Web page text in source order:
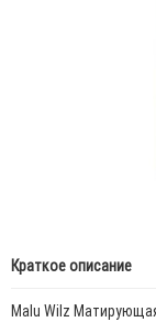
Краткое описание
Malu Wilz